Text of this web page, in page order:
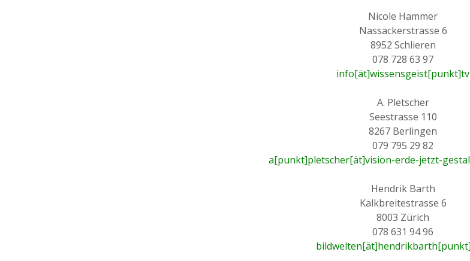
Nicole Hammer
Nassackerstrasse 6
8952 Schlieren
078 728 63 97
info[ät]wissensgeist[punkt]tv
A. Pletscher
Seestrasse 110
8267 Berlingen
079 795 29 82
a[punkt]pletscher[ät]vision-erde-jetzt-
Hendrik Barth
Kalkbreitestrasse 6
8003 Zürich
078 631 94 96